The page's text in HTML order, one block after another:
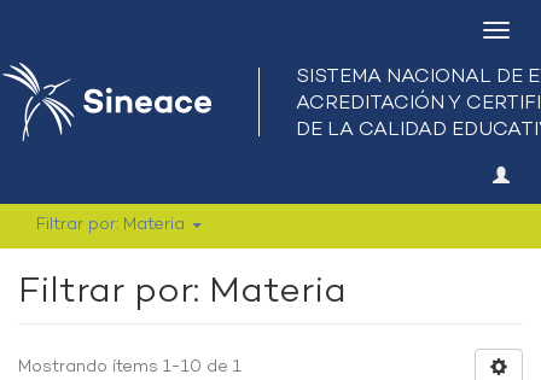
Filtrar por: Materia
Filtrar por: Materia
Mostrando ítems 1-10 de 1